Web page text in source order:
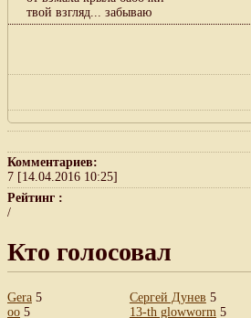
твой взгляд... забываю
Комментариев:
7 [14.04.2016 10:25]
Рейтинг :
/
Кто голосовал
Gera 5
oo 5
Сергей Дунев 5
13-th glowworm 5